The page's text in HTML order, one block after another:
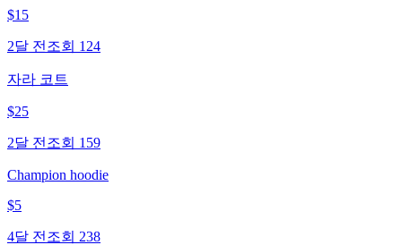
$15
2달 전 조회 124
자라 코트
$25
2달 전 조회 159
Champion hoodie
$5
4달 전 조회 238